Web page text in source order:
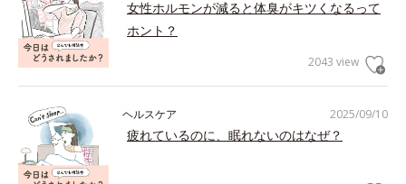
女性ホルモンが減ると体臭がキツくなるって
ホント？
2043 view
2025/09/10
ヘルスケア
疲れているのに、眠れないのはなぜ？